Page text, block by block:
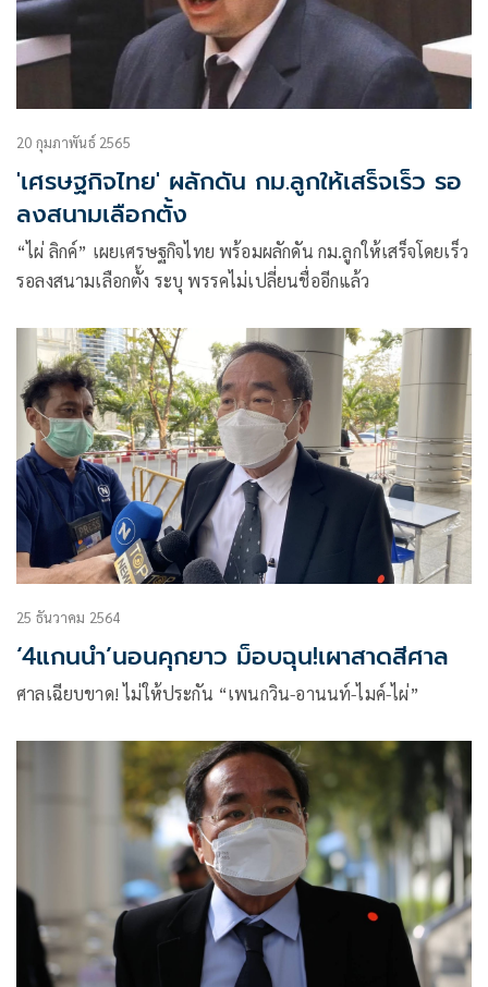
20 กุมภาพันธ์ 2565
'เศรษฐกิจไทย' ผลักดัน กม.ลูกให้เสร็จเร็ว รอ
ลงสนามเลือกตั้ง
“ไผ่ ลิกค์” เผยเศรษฐกิจไทย พร้อมผลักดัน กม.ลูกให้เสร็จโดยเร็ว
รอลงสนามเลือกตั้ง ระบุ พรรคไม่เปลี่ยนชื่ออีกแล้ว
25 ธันวาคม 2564
‘4แกนนำ’นอนคุกยาว ม็อบฉุน!เผาสาดสีศาล
ศาลเฉียบขาด! ไม่ให้ประกัน “เพนกวิน-อานนท์-ไมค์-ไผ่”